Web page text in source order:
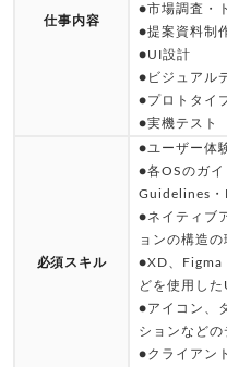
仕事内容
●市場調査・
●提案資料制
●UI設計
●ビジュアル
●プロトタイ
●実機テスト
必須スキル
●ユーザー体
●各OSのガ
Guidelines
●ネイティブ
ョンの構造
●XD、
どを使用し
●アイコン、
ションなど
●クライアン